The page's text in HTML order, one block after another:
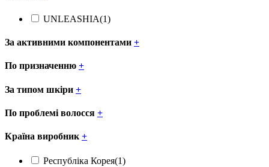
UNLEASHIA(1)
За активними компонентами +
По призначенню +
За типом шкіри +
По проблемі волосся +
Країна виробник +
Республіка Корея(1)